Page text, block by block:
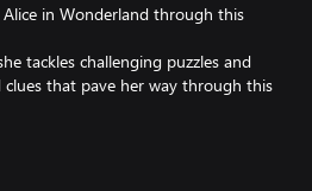
in Wonderland through this
tackles challenging puzzles and
clues that pave her way through this